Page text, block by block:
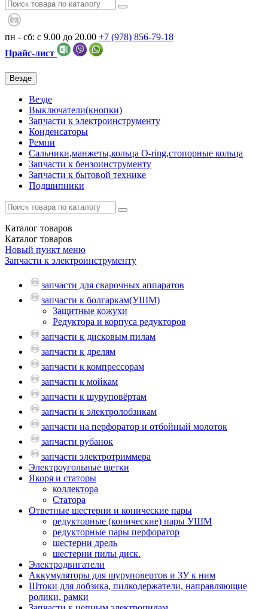
пн - сб: с 9.00 до 20.00 +7 (978) 856-79-18
Прайс-лист
Везде
Везде
Выключатели(кнопки)
Запчасти к электроинструменту
Конденсаторы
Ремни
Сальники,манжеты,кольца О-ring,стопорные кольца
Запчасти к бензоинструменту
Запчасти к бытовой технике
Подшипники
Каталог товаров
Каталог товаров
Новый пункт меню
Запчасти к электроинструменту
запчасти для сварочных аппаратов
запчасти к болгаркам(УШМ)
Защитные кожухи
Редуктора и корпуса редукторов
запчасти к дисковым пилам
запчасти к дрелям
запчасти к компрессорам
запчасти к мойкам
запчасти к шуруповёртам
запчасти к электролобзикам
запчасти на перфоратор и отбойный молоток
запчасти рубанок
запчасти электротриммера
Электроугольные щетки
Якоря и статоры
коллектора
Статора
Ответные шестерни и конические пары
редукторные (конические) пары УШМ
редукторные пары перфоратор
шестерни дрель
шестерни пилы диск.
Электродвигатели
Аккумуляторы для шуруповертов и ЗУ к ним
Штоки для лобзика, пилкодержатели, направляющие
ролики, рамки